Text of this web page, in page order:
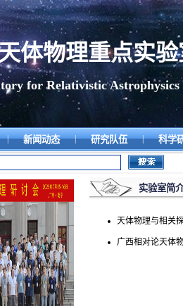
体物理重点实验
for Relativistic Astrophysics
| 新闻动态 | 研究队伍 | 科学
实验室简
天体物理与相关
广西相对论天体